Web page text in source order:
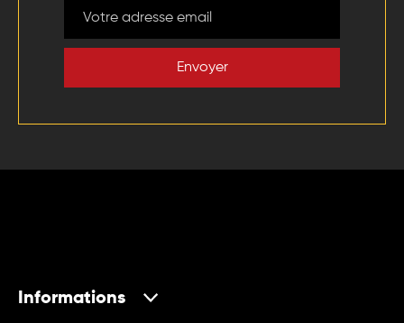
Envoyer
Informations